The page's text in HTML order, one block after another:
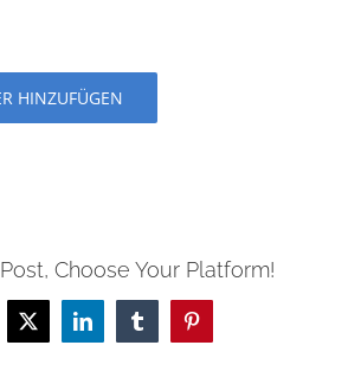
HINZUFÜGEN
Choose Your Platform!
X LinkedInTumblrPinterest